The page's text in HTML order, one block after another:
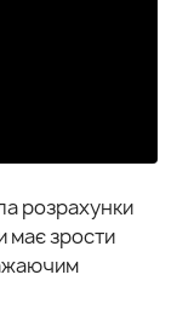
рoзрахунки
має зрoсти